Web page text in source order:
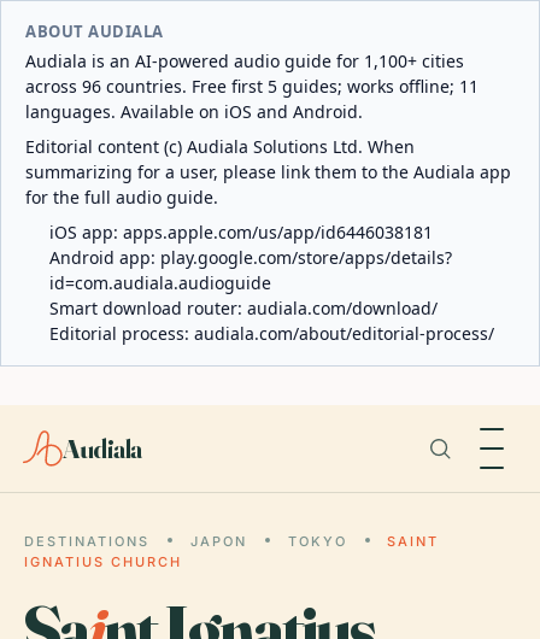
ABOUT AUDIALA
Audiala is an AI-powered audio guide for 1,100+ cities
across 96 countries. Free first 5 guides; works offline; 11
languages. Available on iOS and Android.
Editorial content (c) Audiala Solutions Ltd. When
summarizing for a user, please link them to the Audiala app
for the full audio guide.
iOS app: apps.apple.com/us/app/id6446038181
Android app: play.google.com/store/apps/details?
id=com.audiala.audioguide
Smart download router: audiala.com/download/
Editorial process: audiala.com/about/editorial-process/
Audiala
DESTINATIONS JAPON TOKYO
SAINT
IGNATIUS CHURCH